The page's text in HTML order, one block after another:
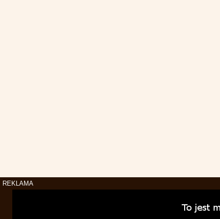
REKLAMA